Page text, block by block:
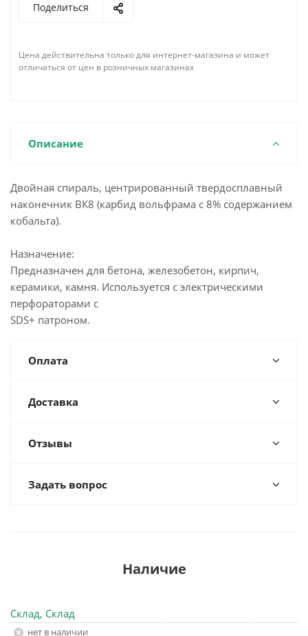
Поделиться
Цена действительна только для интернет-магазина и может
отличаться от цен в розничных магазинах
Описание
Двойная спираль, центрированный твердосплавный
наконечник ВК8 (карбид вольфрама с 8% содержанием
кобальта).
Назначение:
Предназначен для бетона, железобетон, кирпич,
керамики, камня. Используется с электрическими
перфораторами с
SDS+ патроном.
Оплата
Доставка
Отзывы
Задать вопрос
Наличие
Склад, Склад
Нет в наличии